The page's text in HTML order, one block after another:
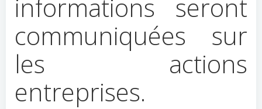
informations seront
communiquées sur
les actions
entreprises.